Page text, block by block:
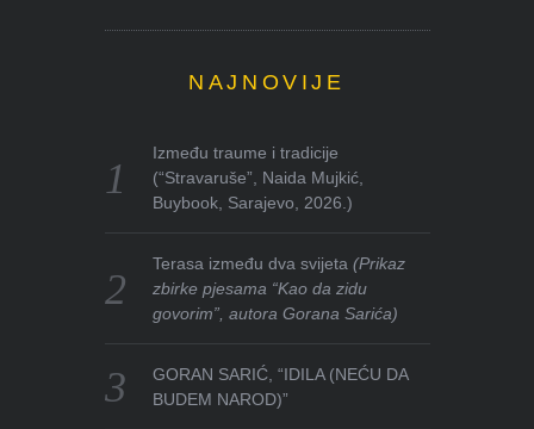
NAJNOVIJE
Između traume i tradicije
(“Stravaruše”, Naida Mujkić,
Buybook, Sarajevo, 2026.)
Terasa između dva svijeta(Prikaz
zbirke pjesama “Kao da zidu
govorim”, autora Gorana Sarića)
GORAN SARIĆ, “IDILA (NEĆU DA
BUDEM NAROD)”